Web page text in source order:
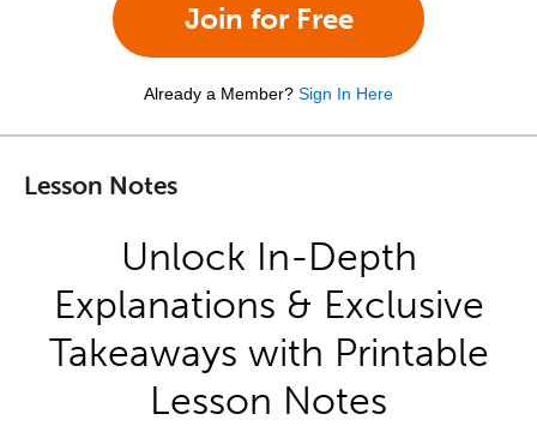
Join for Free
Already a Member? Sign In Here
Lesson Notes
Unlock In-Depth
Explanations & Exclusive
Takeaways with Printable
Lesson Notes